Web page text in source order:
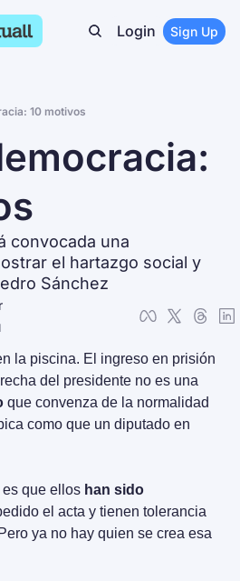
Login Sign Up
10 motivos
convocada una
el hartazgo social y
Sánchez
la piscina. El ingreso en prisión
del presidente no es una
que convenza de la normalidad
como que un diputado en
es que ellos han sido
el acta y tienen tolerancia
ya no hay quien se crea esa